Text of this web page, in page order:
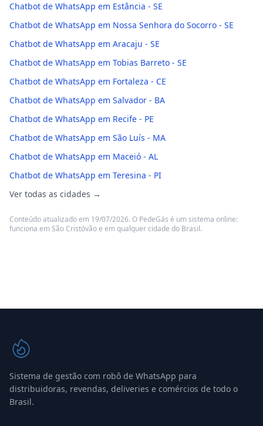
Chatbot de WhatsApp em Estância - SE
Chatbot de WhatsApp em Nossa Senhora do Socorro - SE
Chatbot de WhatsApp em Aracaju - SE
Chatbot de WhatsApp em Tobias Barreto - SE
Chatbot de WhatsApp em Fortaleza - CE
Chatbot de WhatsApp em Salvador - BA
Chatbot de WhatsApp em Recife - PE
Chatbot de WhatsApp em São Luís - MA
Chatbot de WhatsApp em Maceió - AL
Chatbot de WhatsApp em Teresina - PI
Ver todas as cidades →
Conteúdo atualizado em 19/07/2026. O PedeGás é um sistema online:
funciona em São Cristóvão e em qualquer cidade do Brasil.
Sistema de gestão com robô de WhatsApp para
distribuidoras, revendas, deliveries e comércios de todo o
Brasil.